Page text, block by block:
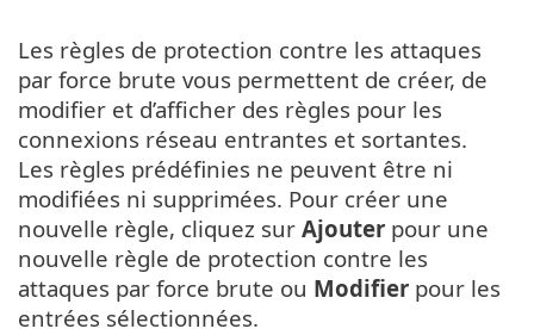
Les règles de protection contre les attaques
par force brute vous permettent de créer, de
modifier et d’afficher des règles pour les
connexions réseau entrantes et sortantes.
Les règles prédéfinies ne peuvent être ni
modifiées ni supprimées. Pour créer une
nouvelle règle, cliquez sur Ajouter pour une
nouvelle règle de protection contre les
attaques par force brute ou Modifier pour les
entrées sélectionnées.